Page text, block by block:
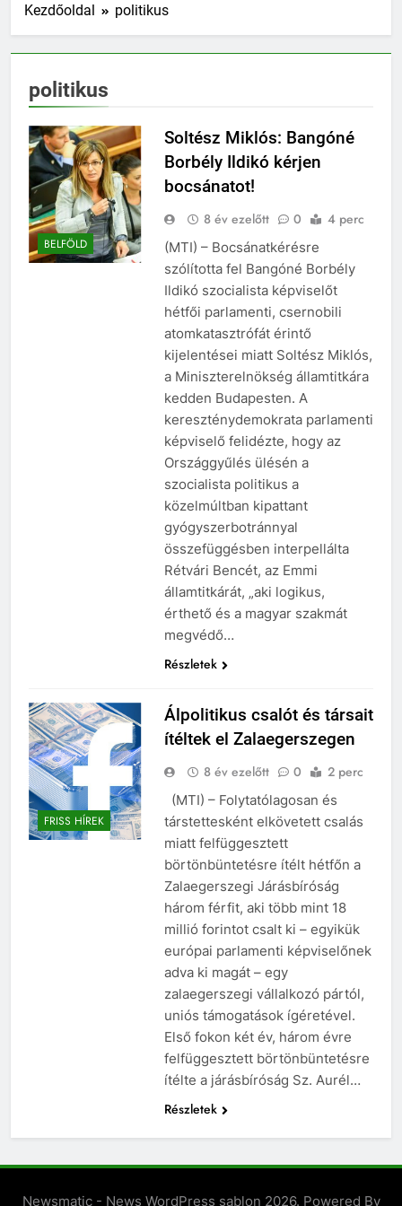
Kezdőoldal politikus
politikus
BELFÖLD
Soltész Miklós: Bangóné
Borbély Ildikó kérjen
bocsánatot!
8 év ezelőtt 0 4 perc
(MTI) – Bocsánatkérésre
szólította fel Bangóné Borbély
Ildikó szocialista képviselőt
hétfői parlamenti, csernobili
atomkatasztrófát érintő
kijelentései miatt Soltész Miklós,
a Miniszterelnökség államtitkára
kedden Budapesten. A
kereszténydemokrata parlamenti
képviselő felidézte, hogy az
Országgyűlés ülésén a
szocialista politikus a
közelmúltban kipattant
gyógyszerbotránnyal
összefüggésben interpellálta
Rétvári Bencét, az Emmi
államtitkárát, „aki logikus,
érthető és a magyar szakmát
megvédő…
Részletek
FRISS HÍREK
Álpolitikus csalót és társait
ítéltek el Zalaegerszegen
8 év ezelőtt 0 2 perc
(MTI) – Folytatólagosan és
társtettesként elkövetett csalás
miatt felfüggesztett
börtönbüntetésre ítélt hétfőn a
Zalaegerszegi Járásbíróság
három férfit, aki több mint 18
millió forintot csalt ki – egyikük
európai parlamenti képviselőnek
adva ki magát – egy
zalaegerszegi vállalkozó pártól,
uniós támogatások ígéretével.
Első fokon két év, három évre
felfüggesztett börtönbüntetésre
ítélte a járásbíróság Sz. Aurél…
Részletek
Newsmatic - News WordPress sablon 2026. Powered By